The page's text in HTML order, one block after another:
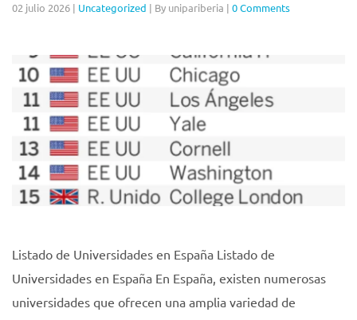
02 julio 2026 | Uncategorized | By unipariberia | 0 Comments
Listado de Universidades en España Listado de
Universidades en España En España, existen numerosas
universidades que ofrecen una amplia variedad de